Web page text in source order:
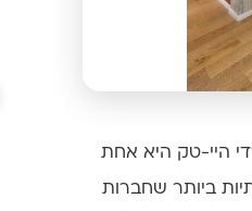
היי-טק היא אחת
ביותר שחברות